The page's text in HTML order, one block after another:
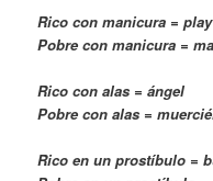
Rico con manicura =
Pobre con manicura =
Rico con alas = ángel
Pobre con alas =
Rico en un prostíbulo =